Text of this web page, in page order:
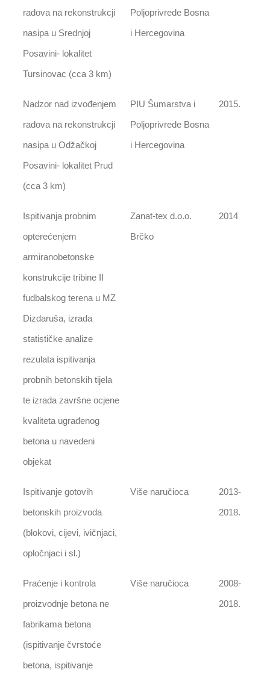
radova na rekonstrukcji
nasipa u Srednjoj
Posavini- lokalitet
Tursinovac (cca 3 km)
Poljoprivrede Bosna
i Hercegovina
Nadzor nad izvođenjem
radova na rekonstrukcji
nasipa u Odžačkoj
Posavini- lokalitet Prud
(cca 3 km)
PIU Šumarstva i
Poljoprivrede Bosna
i Hercegovina
2015.
Ispitivanja probnim
opterećenjem
armiranobetonske
konstrukcije tribine II
fudbalskog terena u MZ
Dizdaruša, izrada
statističke analize
rezulata ispitivanja
probnih betonskih tijela
te izrada završne ocjene
kvaliteta ugrađenog
betona u navedeni
objekat
Zanat-tex d.o.o.
Brčko
2014
Ispitivanje gotovih
betonskih proizvoda
(blokovi, cijevi, ivičnjaci,
opločnjaci i sl.)
Više naručioca
2013-
2018.
Praćenje i kontrola
proizvodnje betona ne
fabrikama betona
(ispitivanje čvrstoće
betona, ispitivanje
Više naručioca
2008-
2018.